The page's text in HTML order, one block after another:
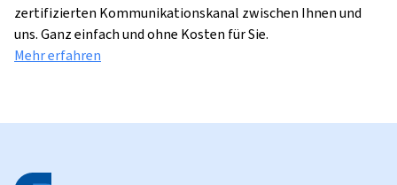
zertifizierten Kommunikationskanal zwischen Ihnen und
uns. Ganz einfach und ohne Kosten für Sie.
Mehr erfahren